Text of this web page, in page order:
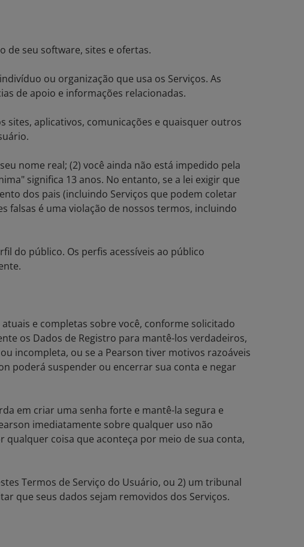
de seu software, sites e ofertas.
ou organização que usa os Serviços. As
de apoio e informações relacionadas.
sites, aplicativos, comunicações e quaisquer outros
nome real; (2) você ainda não está impedido pela
significa 13 anos. No entanto, se a lei exigir que
dos pais (incluindo Serviços que podem coletar
falsas é uma violação de nossos termos, incluindo
do público. Os perfis acessíveis ao público
e completas sobre você, conforme solicitado
os Dados de Registro para mantê-los verdadeiros,
incompleta, ou se a Pearson tiver motivos razoáveis
poderá suspender ou encerrar sua conta e negar
em criar uma senha forte e mantê-la segura e
imediatamente sobre qualquer uso não
coisa que aconteça por meio de sua conta,
Termos de Serviço do Usuário, ou 2) um tribunal
que seus dados sejam removidos dos Serviços.